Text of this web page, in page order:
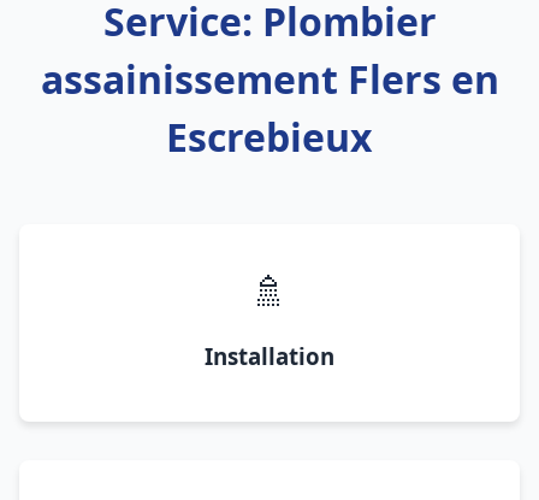
Service: Plombier
assainissement Flers en
Escrebieux
🚿
Installation